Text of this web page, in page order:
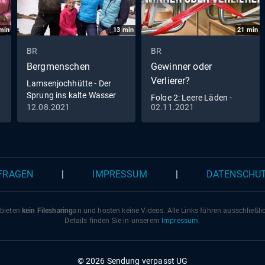
13min
BR
Bergmenschen
Lamsenjochhütte - Der
Sprung ins kalte Wasser
(S06/E01)
12.08.2021
21 min
BR
Gewinner oder
Verlierer?
Folge 2: Leere Läden -
neue Chancen (S01/E02)
02.11.2021
IMPRESSUM
kein Filesharingan und hosten keine Videos. Alle Links führen
Details finden Sie in unserem Impressum.
© 2026 Sendung verpasst UG